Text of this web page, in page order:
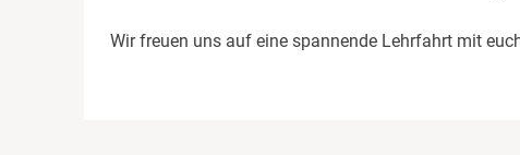
Wir freuen uns auf eine spannende Lehrfahrt mit